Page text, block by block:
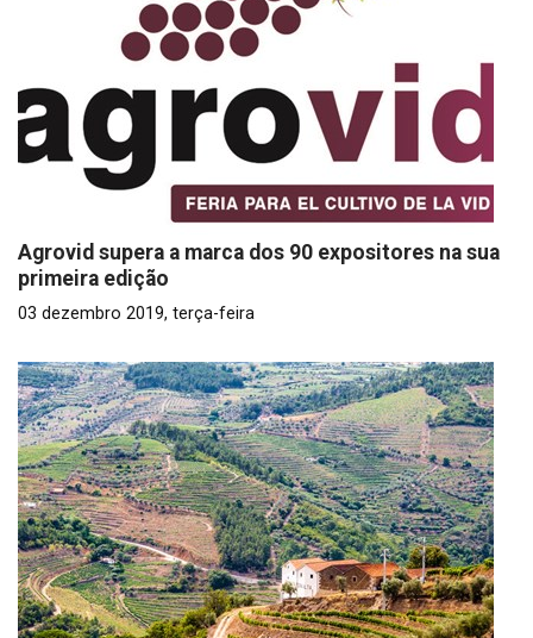
Agrovid supera a marca dos 90 expositores na sua
primeira edição
03 dezembro 2019, terça-feira